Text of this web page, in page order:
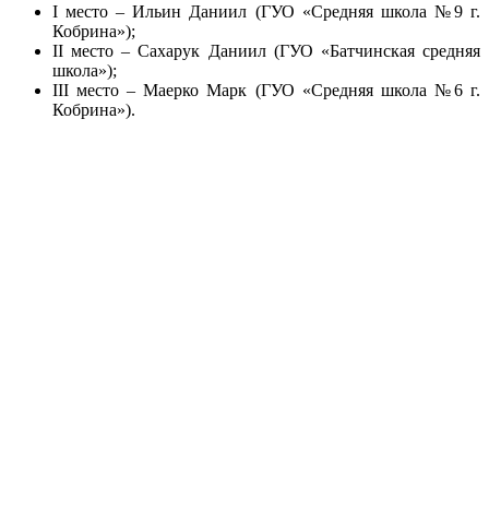
I место – Ильин Даниил (ГУО «Средняя школа №9 г.
Кобрина»);
II место – Сахарук Даниил (ГУО «Батчинская средняя
школа»);
III место – Маерко Марк (ГУО «Средняя школа №6 г.
Кобрина»).